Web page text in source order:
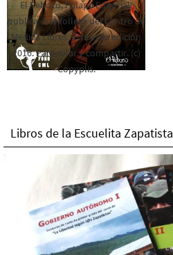
El Rebozo, Palapa Editorial,
publica este folleto del Centro de
Medios Libres. Esta es la edición
2016. Para rolar y compartir. (c)
Copyplis.
Libros de la Escuelita Zapatista